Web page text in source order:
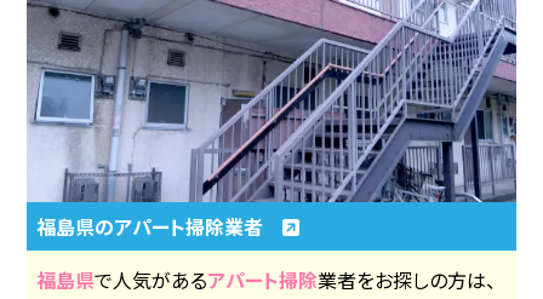
福島県のアパート掃除業者
福島県で人気があるアパート掃除業者をお探しの方は、